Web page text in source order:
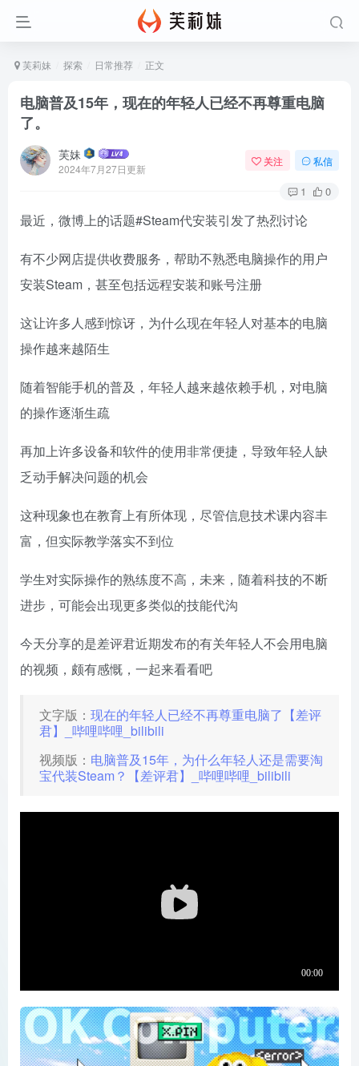
芙莉妹 探索 日常推荐 正文
电脑普及15年，现在的年轻人已经不再尊重电脑
了。
芙妹
2024年7月27日更新
关注 私信
1 0
最近，微博上的话题#Steam代安装引发了热烈讨论
有不少网店提供收费服务，帮助不熟悉电脑操作的用户
安装Steam，甚至包括远程安装和账号注册
这让许多人感到惊讶，为什么现在年轻人对基本的电脑
操作越来越陌生
随着智能手机的普及，年轻人越来越依赖手机，对电脑
的操作逐渐生疏
再加上许多设备和软件的使用非常便捷，导致年轻人缺
乏动手解决问题的机会
这种现象也在教育上有所体现，尽管信息技术课内容丰
富，但实际教学落实不到位
学生对实际操作的熟练度不高，未来，随着科技的不断
进步，可能会出现更多类似的技能代沟
今天分享的是差评君近期发布的有关年轻人不会用电脑
的视频，颇有感慨，一起来看看吧
文字版： 现在的年轻人已经不再尊重电脑了【差评
君】_哔哩哔哩_bilibili
视频版： 电脑普及15年，为什么年轻人还是需要淘
宝代装Steam？【差评君】_哔哩哔哩_bilibili